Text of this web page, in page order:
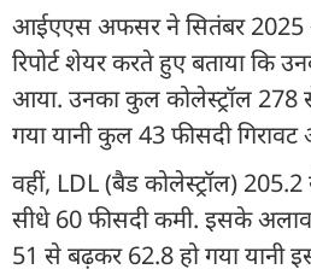
आईएएस अफसर ने सितंबर 2025
रिपोर्ट शेयर करते हुए बताया कि
आया. उनका कुल कोलेस्ट्रॉल
गया यानी कुल 43 फीसदी
वहीं, LDL (बैड कोलेस्ट्रॉल)
सीधे 60 फीसदी कमी. इसके
51 से बढ़कर 62.8 हो गया यानी